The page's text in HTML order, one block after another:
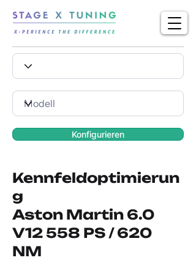
Konfigurieren
Kennfeldoptimierun
g
Aston Martin 6.0
V12 558 PS / 620
NM